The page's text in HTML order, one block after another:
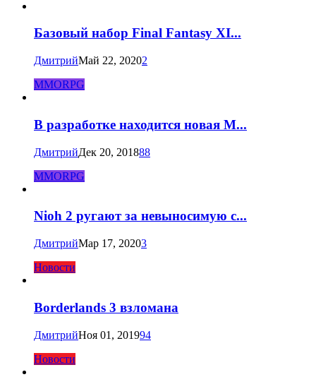
Базовый набор Final Fantasy XI...
ДмитрийМай 22, 20202
MMORPG
В разработке находится новая M...
ДмитрийДек 20, 201888
MMORPG
Nioh 2 ругают за невыносимую с...
ДмитрийМар 17, 20203
Новости
Borderlands 3 взломана
ДмитрийНоя 01, 201994
Новости